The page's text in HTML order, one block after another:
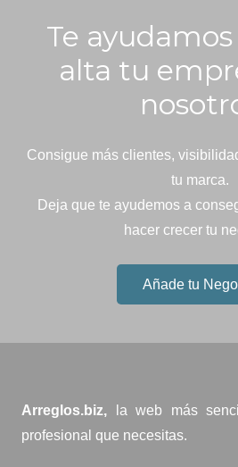
Te
alta tu
Consigue más clientes,
tu marca.
Deja que te ayudemos a
hacer crecer tu
Añade tu
Arreglos.biz,
la web más
profesional que necesitas.